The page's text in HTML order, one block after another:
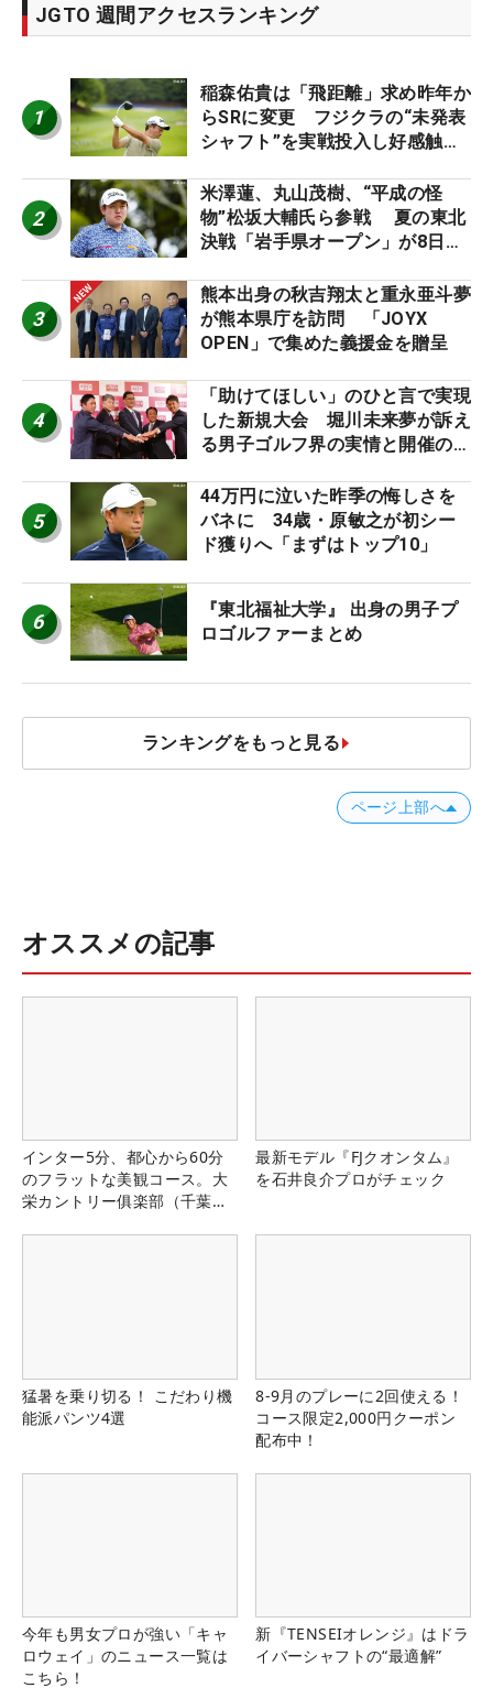
JGTO 週間アクセスランキング
1
稲森佑貴は「飛距離」求め昨年か
らSRに変更 フジクラの“未発表
シャフト”を実戦投入し好感触
ーのヒトネタ！】
2
米澤蓮、丸山茂樹、“平成の怪
物”松坂大輔氏ら参戦 夏の東北
決戦「岩手県オープン」が8日開
3
熊本出身の秋吉翔太と重永亜斗夢
が熊本県庁を訪問 「JOYX
OPEN」で集めた義援金を贈呈
4
「助けてほしい」のひと言で実現
した新規大会 堀川未来夢が訴え
る男子ゴルフ界の実情と開催の舞
5
44万円に泣いた昨季の悔しさを
バネに 34歳・原敏之が初シー
ド獲りへ「まずはトップ10」
6
『東北福祉大学』 出身の男子プ
ロゴルファーまとめ
ランキングをもっと見る
ページ上部へ
オススメの記事
インター5分、都心から60分
のフラットな美観コース。大
栄カントリー俱楽部（千葉
最新モデル『FJクオンタム』
を石井良介プロがチェック
猛暑を乗り切る！ こだわり機
能派パンツ4選
8-9月のプレーに2回使える！
コース限定2,000円クーポン
配布中！
今年も男女プロが強い「キャ
ロウェイ」のニュース一覧は
こちら！
新『TENSEIオレンジ』はドラ
イバーシャフトの“最適解”